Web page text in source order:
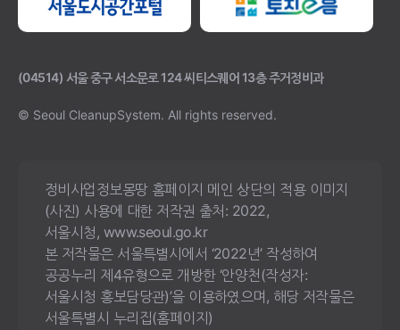
(04514) 서울 중구 서소문로 124 씨티스퀘어 13층 주거정비과
© Seoul CleanupSystem. All rights reserved.
정비사업정보몽땅 홈페이지 메인 상단의 적용 이미지
(사진) 사용에 대한 저작권 출처: 2022,
서울시청, www.seoul.go.kr
본 저작물은 서울특별시에서 ‘2022년’ 작성하여
공공누리 제4유형으로 개방한 ‘안양천(작성자:
서울시청 홍보담당관)’을 이용하였으며, 해당 저작물은
서울특별시 누리집(홈페이지)